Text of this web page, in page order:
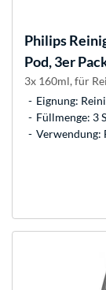
Philips
Pod, 3er
3x 160ml, für
Eignung:
Füllmenge: 3
Verwendung: